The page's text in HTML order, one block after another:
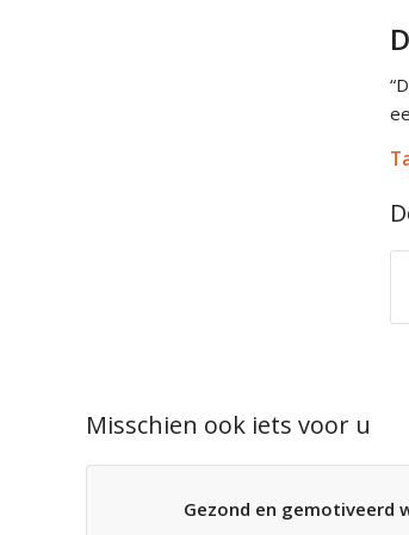
Misschien ook iets voor u
Gezond en gemotiveerd